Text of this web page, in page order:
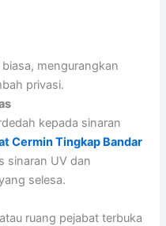
mengurangkan
privasi.
kepada sinaran
Cermin Tingkap Bandar
sinaran UV dan
selesa.
ruang pejabat terbuka